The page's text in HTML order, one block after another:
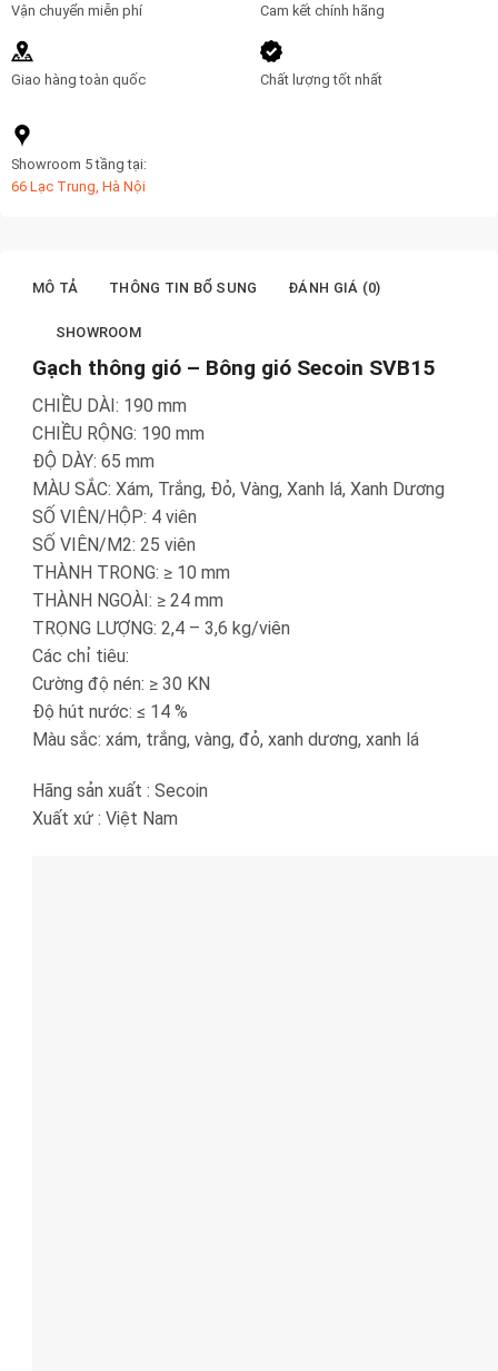
Vận chuyển miễn phí
Giao hàng toàn quốc
Cam kết chính hãng
Chất lượng tốt nhất
Showroom 5 tầng tại:
66 Lạc Trung, Hà Nội
MÔ TẢ THÔNG TIN BỔ SUNG ĐÁNH GIÁ (0)
SHOWROOM
Gạch thông gió – Bông gió Secoin SVB15
CHIỀU DÀI: 190 mm
CHIỀU RỘNG: 190 mm
ĐỘ DÀY: 65 mm
MÀU SẮC: Xám, Trắng, Đỏ, Vàng, Xanh lá, Xanh Dương
SỐ VIÊN/HỘP: 4 viên
SỐ VIÊN/M2: 25 viên
THÀNH TRONG: ≥ 10 mm
THÀNH NGOÀI: ≥ 24 mm
TRỌNG LƯỢNG: 2,4 – 3,6 kg/viên
Các chỉ tiêu:
Cường độ nén: ≥ 30 KN
Độ hút nước: ≤ 14 %
Màu sắc: xám, trắng, vàng, đỏ, xanh dương, xanh lá
Hãng sản xuất : Secoin
Xuất xứ : Việt Nam